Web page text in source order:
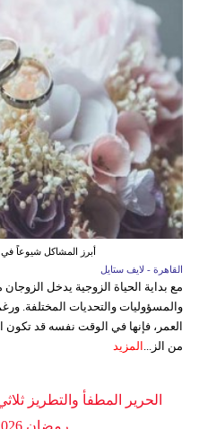
أبرز المشاكل شيوعاً في
القاهرة - لايف ستايل
مع بداية الحياة الزوجية يدخل
والمسؤوليات والتحديات المختلفة.
العمر، فإنها في الوقت نفسه قد
من الز...
المزيد
الحرير المطفأ والتطريز
رمضان 2026 لدى شالكي